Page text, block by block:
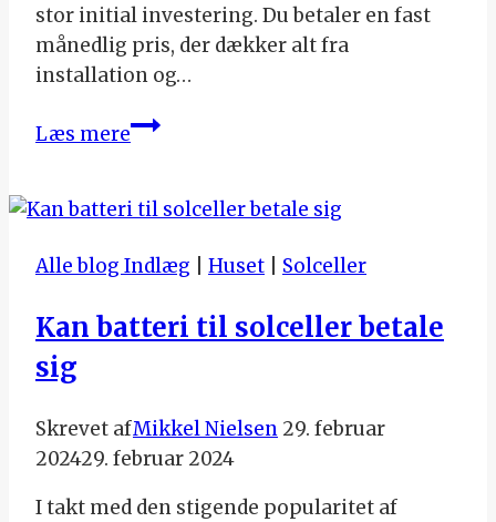
stor initial investering. Du betaler en fast
månedlig pris, der dækker alt fra
installation og…
Læs mereVarmepumpe
–
ny
til
besparelser
Alle blog Indlæg Huset Solceller
Kan batteri til solceller betale
sig
Skrevet afMikkel Nielsen 29. februar
202429. februar 2024
I takt med den stigende popularitet af